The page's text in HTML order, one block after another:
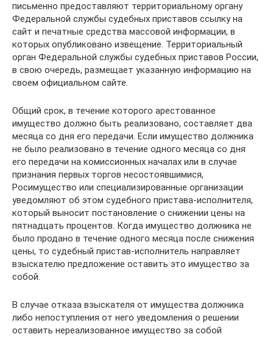
письменно предоставляют территориальному органу
Федеральной службы судебных приставов ссылку на
сайт и печатные средства массовой информации, в
которых опубликовано извещение. Территориальный
орган Федеральной службы судебных приставов России,
в свою очередь, размещает указанную информацию на
своем официальном сайте.
Общий срок, в течение которого арестованное
имущество должно быть реализовано, составляет два
месяца со дня его передачи. Если имущество должника
не было реализовано в течение одного месяца со дня
его передачи на комиссионных началах или в случае
признания первых торгов несостоявшимися,
Росимущество или специализированные организации
уведомляют об этом судебного пристава-исполнителя,
который выносит постановление о снижении цены на
пятнадцать процентов. Когда имущество должника не
было продано в течение одного месяца после снижения
цены, то судебный пристав-исполнитель направляет
взыскателю предложение оставить это имущество за
собой.
В случае отказа взыскателя от имущества должника
либо непоступления от него уведомления о решении
оставить нереализованное имущество за собой